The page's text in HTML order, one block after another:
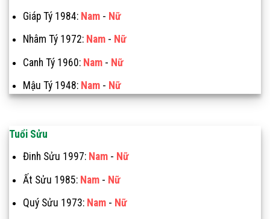
Giáp Tý 1984: Nam- Nữ
Nhâm Tý 1972: Nam- Nữ
Canh Tý 1960: Nam- Nữ
Mậu Tý 1948: Nam- Nữ
Tuổi Sửu
Đinh Sửu 1997: Nam- Nữ
Ất Sửu 1985: Nam- Nữ
Quý Sửu 1973: Nam- Nữ